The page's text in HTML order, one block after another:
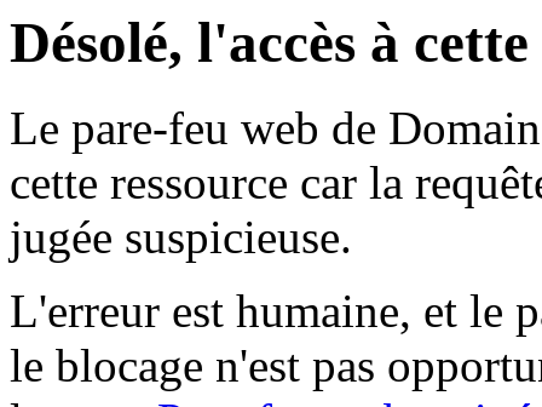
Désolé, l'accès à
Le pare-feu web de
cette ressource car la
jugée suspicieuse.
L'erreur est humaine, et le
le blocage n'est pas